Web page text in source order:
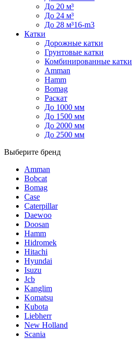
До 20 м³
До 24 м³
До 28 м³16-m3
Катки
Дорожные катки
Грунтовые катки
Комбинированные катки
Amman
Hamm
Bomag
Раскат
До 1000 мм
До 1500 мм
До 2000 мм
До 2500 мм
Выберите бренд
Amman
Bobcat
Bomag
Case
Caterpillar
Daewoo
Doosan
Hamm
Hidromek
Hitachi
Hyundai
Isuzu
Jcb
Kanglim
Komatsu
Kubota
Liebherr
New Holland
Scania